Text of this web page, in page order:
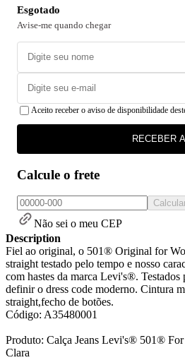
Esgotado
Avise-me quando chegar
Aceito receber o aviso de disponibilidade
RECEBER
Calcule o frete
Não sei o meu CEP
Description
Fiel ao original, o 501® Original for
straight testado pelo tempo e nosso
com hastes da marca Levi's®. Testados
definir o dress code moderno. Cintura
straight,fecho de botões.
Código: A35480001
Produto: Calça Jeans Levi's® 501®
Clara